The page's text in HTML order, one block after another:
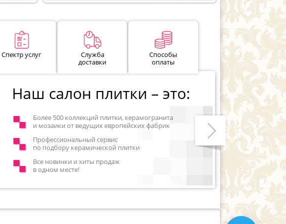
Спектр услуг
Служба
доставки
Способы
оплаты
Наш салон плитки – это:
Более 500 коллекций плитки, керамогранита
и мозаики от ведущих европейских фабрик
Профессиональный сервис
по подбору керамической плитки
Все новинки и хиты продаж
в одном месте!
Следующий